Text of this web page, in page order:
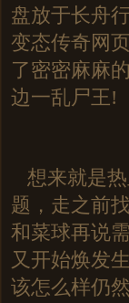
盘放于长舟
变态传奇网
了密密麻麻
边一乱尸王!
想来就是热
题，走之前
和菜球再说
又开始焕发
该怎么样仍